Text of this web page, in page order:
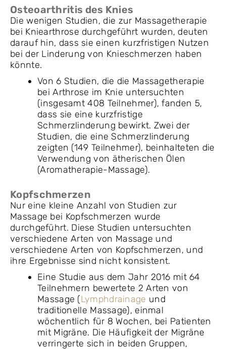
Osteoarthritis des Knies
Die wenigen Studien, die zur Massagetherapie
bei Kniearthrose durchgeführt wurden, deuten
darauf hin, dass sie einen kurzfristigen Nutzen
bei der Linderung von Knieschmerzen haben
könnte.
Von 6 Studien, die die Massagetherapie
bei Arthrose im Knie untersuchten
(insgesamt 408 Teilnehmer), fanden 5,
dass sie eine kurzfristige
Schmerzlinderung bewirkt. Zwei der
Studien, die eine Schmerzlinderung
zeigten (149 Teilnehmer), beinhalteten die
Verwendung von ätherischen Ölen
(Aromatherapie-Massage).
Kopfschmerzen
Nur eine kleine Anzahl von Studien zur
Massage bei Kopfschmerzen wurde
durchgeführt. Diese Studien untersuchten
verschiedene Arten von Massage und
verschiedene Arten von Kopfschmerzen, und
ihre Ergebnisse sind nicht konsistent.
Eine Studie aus dem Jahr 2016 mit 64
Teilnehmern bewertete 2 Arten von
Massage (Lymphdrainage und
traditionelle Massage), einmal
wöchentlich für 8 Wochen, bei Patienten
mit Migräne. Die Häufigkeit der Migräne
verringerte sich in beiden Gruppen,